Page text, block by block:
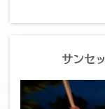
サンセ